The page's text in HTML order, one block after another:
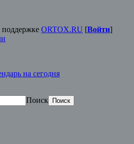
ORTOX.RU [Войти]
на сегодня
Поиск